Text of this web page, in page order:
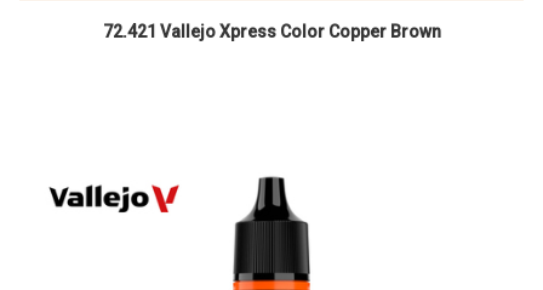
72.421 Vallejo Xpress Color Copper Brown